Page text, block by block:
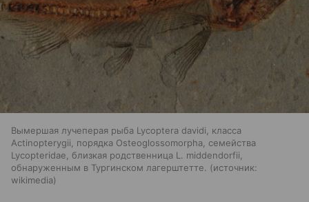
Вымершая лучеперая рыба Lycoptera davidi, класса
Actinopterygii, порядка Osteoglossomorpha, семейства
Lycopteridae, близкая родственница L. middendorfii,
обнаруженным в Тургинском лагерштетте.
источник:
wikimedia